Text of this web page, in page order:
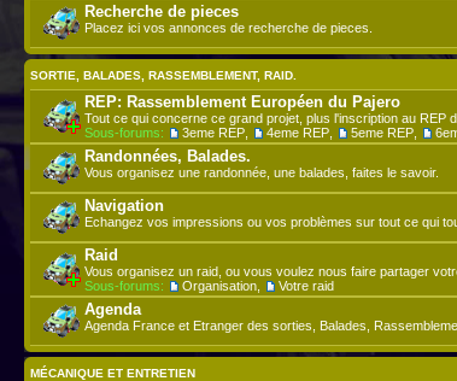
Recherche de pieces
Placez ici vos annonces de recherche de pieces.
SORTIE, BALADES, RASSEMBLEMENT, RAID.
REP: Rassemblement Européen du Pajero
Tout ce qui concerne ce grand projet, plus l'inscription au REP
Sous-forums:
3eme REP 4eme REP 5eme REP
Randonnées, Balades.
Vous organisez une randonnée, une balades, faites le savoir.
Navigation
Echangez vos impressions ou vos problèmes sur tout ce qui
Raid
Vous organisez un raid, ou vous voulez nous faire partager
Sous-forums:
Organisation Votre raid
Agenda
Agenda France et Etranger des sorties, Balades,
MÉCANIQUE ET ENTRETIEN